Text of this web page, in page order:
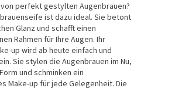
von perfekt gestylten Augenbrauen?
ist dazu ideal. Sie betont
Glanz und schafft einen
Rahmen für Ihre Augen. Ihr
up wird ab heute einfach und
Sie stylen die Augenbrauen im Nu,
und schminken ein
Make-up für jede Gelegenheit. Die